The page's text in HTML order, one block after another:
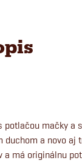
mačky a
a novo aj
a má originálnu